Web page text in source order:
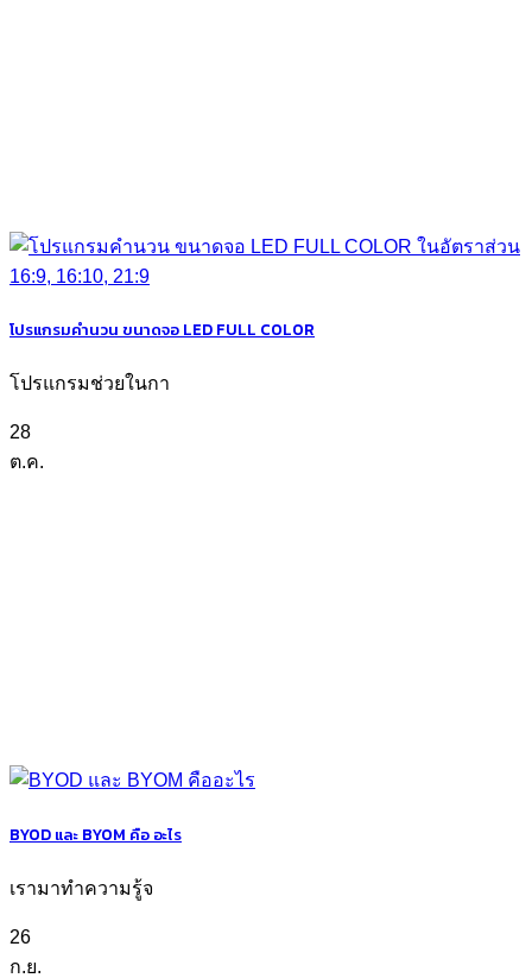
โปรแกรมคำนวน ขนาดจอ LED FULL COLOR
โปรแกรมช่วยในกา
28
ต.ค.
BYOD และ BYOM คือ อะไร
เรามาทำความรู้จ
26
ก.ย.